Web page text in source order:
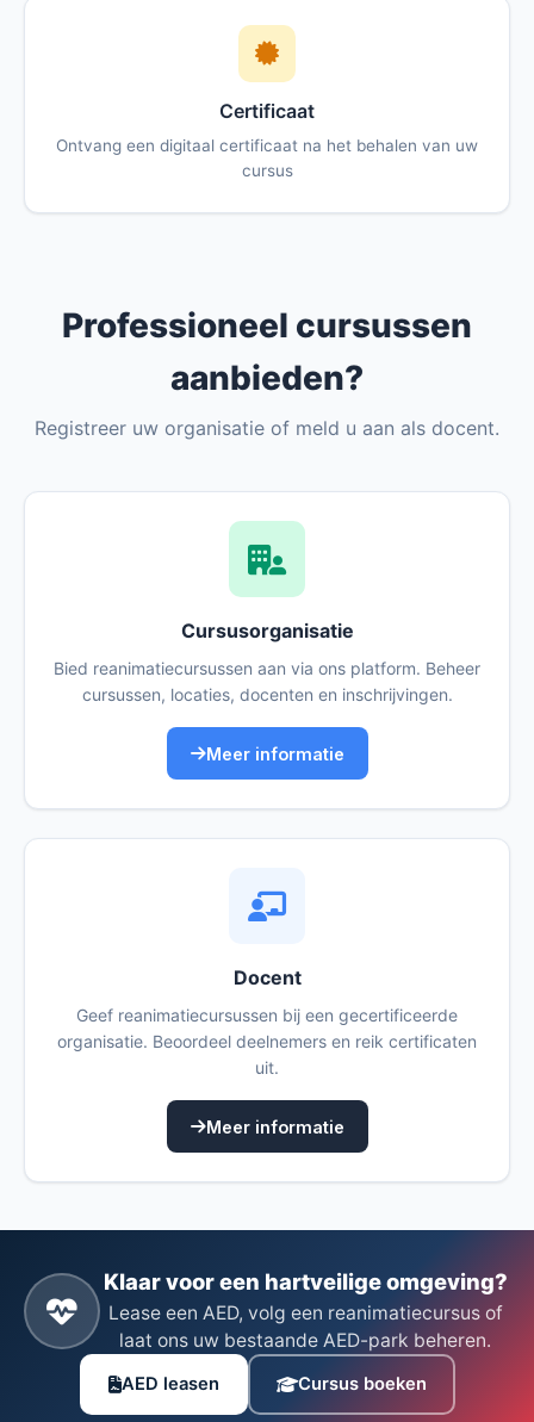
Certificaat
Ontvang een digitaal certificaat na het behalen van uw
cursus
Professioneel cursussen
aanbieden?
Registreer uw organisatie of meld u aan als docent.
Cursusorganisatie
Bied reanimatiecursussen aan via ons platform. Beheer
cursussen, locaties, docenten en inschrijvingen.
Meer informatie
Docent
Geef reanimatiecursussen bij een gecertificeerde
organisatie. Beoordeel deelnemers en reik certificaten
uit.
Meer informatie
Klaar voor een hartveilige omgeving?
Lease een AED, volg een reanimatiecursus of
laat ons uw bestaande AED-park beheren.
AED leasen Cursus boeken